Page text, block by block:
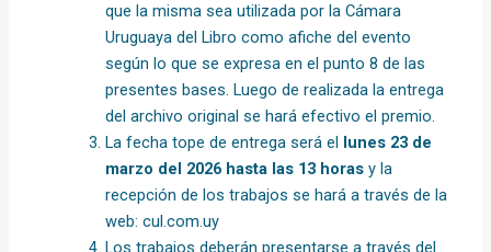
que la misma sea utilizada por la Cámara
Uruguaya del Libro como afiche del evento
según lo que se expresa en el punto 8 de las
presentes bases. Luego de realizada la entrega
del archivo original se hará efectivo el premio.
La fecha tope de entrega será el lunes 23 de
marzo del 2026 hasta las 13 horasy la
recepción de los trabajos se hará a través de la
web:cul.com.uy
Los trabajos deberán presentarse a través del